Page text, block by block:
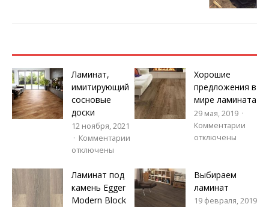
Ламинат,
имитирующий
сосновые
доски
12 ноября, 2021
Комментарии
отключены
Хорошие
предложения в
мире ламината
29 мая, 2019
Комментарии
отключены
Ламинат под
камень Egger
Modern Block
Выбираем
ламинат
19 февраля, 2019